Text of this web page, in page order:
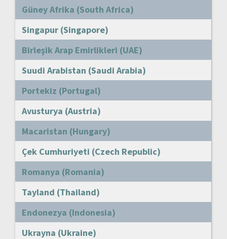
Güney Afrika (South Africa)
Singapur (Singapore)
Birleşik Arap Emirlikleri (UAE)
Suudi Arabistan (Saudi Arabia)
Portekiz (Portugal)
Avusturya (Austria)
Macaristan (Hungary)
Çek Cumhuriyeti (Czech Republic)
Romanya (Romania)
Tayland (Thailand)
Endonezya (Indonesia)
Ukrayna (Ukraine)